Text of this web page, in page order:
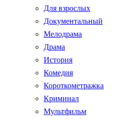
Для взрослых
Документальный
Мелодрама
Драма
История
Комедия
Короткометражка
Криминал
Мультфильм